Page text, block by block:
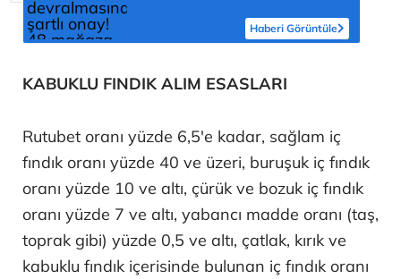
Haberi Görüntüle
KABUKLU FINDIK ALIM ESASLARI
Rutubet oranı yüzde 6,5'e kadar, sağlam iç
fındık oranı yüzde 40 ve üzeri, buruşuk iç fındık
oranı yüzde 10 ve altı, çürük ve bozuk iç fındık
oranı yüzde 7 ve altı, yabancı madde oranı (taş,
toprak gibi) yüzde 0,5 ve altı, çatlak, kırık ve
kabuklu fındık içerisinde bulunan iç fındık oranı